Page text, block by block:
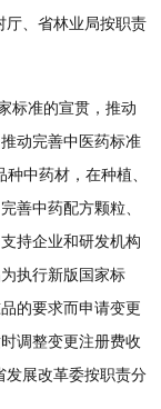
厅、省林业局按职责
准的宣贯，推动
动完善中医药标准
中药材，在种植、
善中药配方颗粒、
持企业和研发机构
执行新版国家标
的要求而申请变更
调整变更注册费收
发展改革委按职责分